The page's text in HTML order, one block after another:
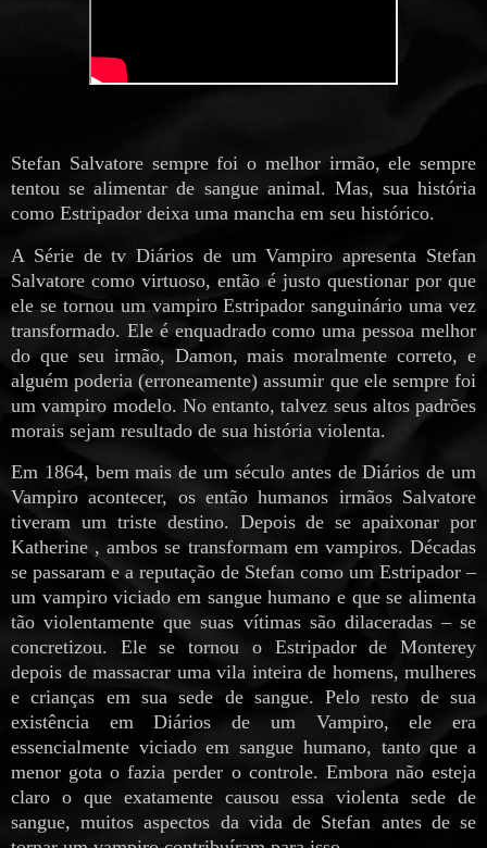
Stefan Salvatore sempre foi o melhor irmão, ele sempre
tentou se alimentar de sangue animal. Mas, sua história
como Estripador deixa uma mancha em seu histórico.
A Série de tv Diários de um Vampiro apresenta Stefan
Salvatore como virtuoso, então é justo questionar por que
ele se tornou um vampiro Estripador sanguinário uma vez
transformado. Ele é enquadrado como uma pessoa melhor
do que seu irmão, Damon, mais moralmente correto, e
alguém poderia (erroneamente) assumir que ele sempre foi
um vampiro modelo. No entanto, talvez seus altos padrões
morais sejam resultado de sua história violenta.
Em 1864, bem mais de um século antes de Diários de um
Vampiro acontecer, os então humanos irmãos Salvatore
tiveram um triste destino. Depois de se apaixonar por
Katherine , ambos se transformam em vampiros. Décadas
se passaram e a reputação de Stefan como um Estripador –
um vampiro viciado em sangue humano e que se alimenta
tão violentamente que suas vítimas são dilaceradas – se
concretizou. Ele se tornou o Estripador de Monterey
depois de massacrar uma vila inteira de homens, mulheres
e crianças em sua sede de sangue. Pelo resto de sua
existência em Diários de um Vampiro, ele era
essencialmente viciado em sangue humano, tanto que a
menor gota o fazia perder o controle. Embora não esteja
claro o que exatamente causou essa violenta sede de
sangue, muitos aspectos da vida de Stefan antes de se